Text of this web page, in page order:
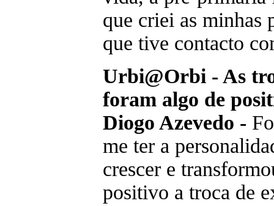
que criei as minhas
que tive contacto
Urbi@Orbi - As
foram algo de
Diogo Azevedo -
me ter a
crescer e
positivo a troca de